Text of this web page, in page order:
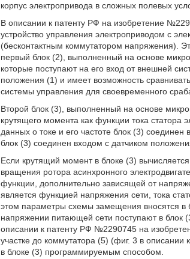
корпус электропривода в сложных полевых
В описании к патенту РФ на изобретение
устройство управления электроприводом с
(бесконтактным коммутатором напряжения).
первый блок (2), выполненный на основе
которые поступают на его вход от внешней
положения (1) и имеет возможность
системы управления для своевременного
Второй блок (3), выполненный на основе
крутящего момента как функции тока статора
данных о токе и его частоте блок (3)
блок (3) соединен входом с датчиком
Если крутящий момент в блоке (3)
вращения ротора асинхронного
функции, дополнительно зависящей от
является функцией напряжения сети, тока
этом параметры схемы замещения вносятся
напряжении питающей сети поступают в блок
описании к патенту РФ №2290745 на
участке до коммутатора (5) (фиг. 3 в
в блоке (3) программируемым способом.